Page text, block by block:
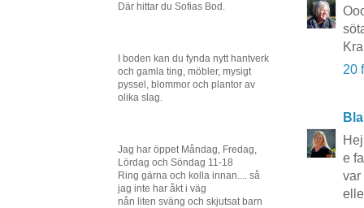
20
e
var
Där hittar du Sofias Bod.
I boden kan du fynda nytt hantverk
och gamla ting, möbler, mysigt
pyssel, blommor och plantor av
olika slag.
Jag har öppet Måndag, Fredag,
Lördag och Söndag 11-18
Ring gärna och kolla innan.... så
jag inte har åkt i väg
nån liten sväng och skjutsat barn